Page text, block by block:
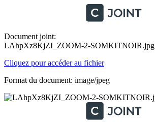
Document joint:
LAhpXz8KjZI_ZOOM-2-SOMKITNOIR.jpg
Cliquez pour accéder au fichier
Format du document: image/jpeg